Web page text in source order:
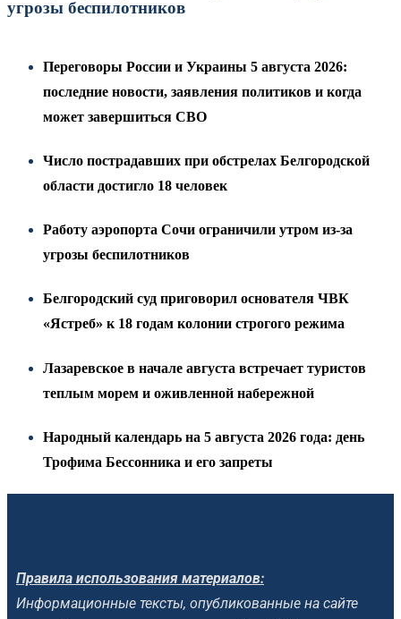
угрозы беспилотников
Переговоры России и Украины 5 августа 2026:
последние новости, заявления политиков и когда
может завершиться СВО
Число пострадавших при обстрелах Белгородской
области достигло 18 человек
Работу аэропорта Сочи ограничили утром из-за
угрозы беспилотников
Белгородский суд приговорил основателя ЧВК
«Ястреб» к 18 годам колонии строгого режима
Лазаревское в начале августа встречает туристов
теплым морем и оживленной набережной
Народный календарь на 5 августа 2026 года: день
Трофима Бессонника и его запреты
Правила использования материалов:
Информационные тексты, опубликованные на сайте